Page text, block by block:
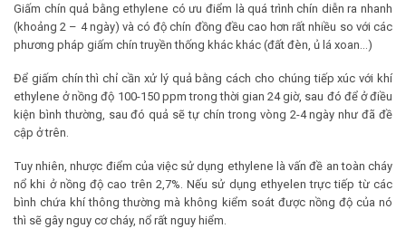
Giấm chín quả bằng ethylene có ưu điểm là quá trình chín diễn ra nhanh
(khoảng 2 – 4 ngày) và có độ chín đồng đều cao hơn rất nhiều so với các
phương pháp giấm chín truyền thống khác khác (đất đèn, ủ lá xoan…)
Để giấm chín thì chỉ cần xử lý quả bằng cách cho chúng tiếp xúc với khí
ethylene ở nồng độ 100-150 ppm trong thời gian 24 giờ, sau đó để ở điều
kiện bình thường, sau đó quả sẽ tự chín trong vòng 2-4 ngày như đã đề
cập ở trên.
Tuy nhiên, nhược điểm của việc sử dụng ethylene là vấn đề an toàn cháy
nổ khi ở nồng độ cao trên 2,7%. Nếu sử dụng ethyelen trực tiếp từ các
bình chứa khí thông thường mà không kiểm soát được nồng độ của nó
thì sẽ gây nguy cơ cháy, nổ rất nguy hiểm.